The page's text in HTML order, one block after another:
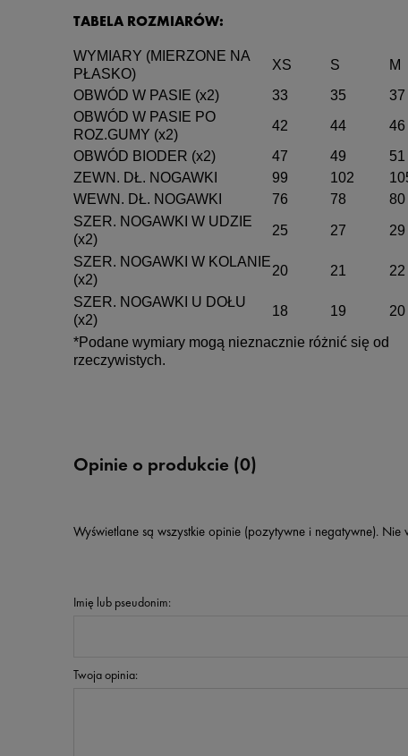
TABELA ROZMIARÓW:
WYMIARY (MIERZONE NA
PŁASKO)
XS S M
OBWÓD W PASIE (x2)
33 35 37
OBWÓD W PASIE PO
ROZ.GUMY (x2)
42 44 46
OBWÓD BIODER (x2)
47 49 51
ZEWN. DŁ. NOGAWKI
99 102
WEWN. DŁ. NOGAWKI
76 78 80
SZER. NOGAWKI W UDZIE
(x2)
25 27 29
SZER. NOGAWKI W KOLANIE
(x2)
20 21 22
SZER. NOGAWKI U DOŁU
(x2)
18 19 20
*Podane wymiary mogą nieznacznie różnić się od
rzeczywistych.
Opinie o produkcie (0)
Wyświetlane są wszystkie opinie (pozytywne i negatywne).
Imię lub pseudonim:
Twoja opinia: